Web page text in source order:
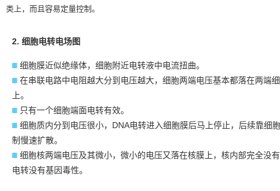
类上，而且容易定量控制。
2. 细胞电转电场图
细胞膜近似绝缘体，细胞附近电转液中电流扭曲。
在串联电路中电阻越大分到电压越大，细胞两端电压基本都落在两端
上。
只有一个细胞端面电转有效。
细胞质内分到电压很小，DNA电转进入细胞膜后马上停止，后续靠细
制慢速扩散。
细胞核两端电压及其微小，微小的电压又落在核膜上，核内部完全没有
电转没有基因毒性。